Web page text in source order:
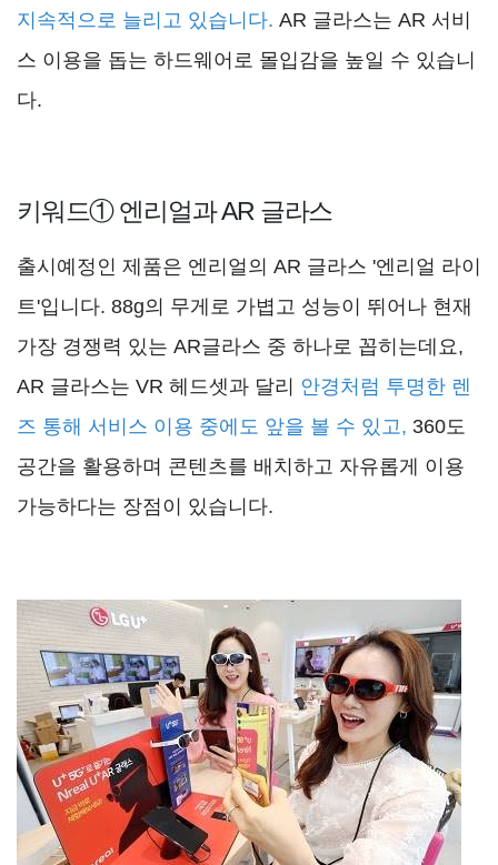
지속적으로 늘리고 있습니다. AR 글라스는 AR 서비
스 이용을 돕는 하드웨어로 몰입감을 높일 수 있습니
다.
키워드① 엔리얼과 AR 글라스
출시예정인 제품은 엔리얼의 AR 글라스 '엔리얼 라이
트'입니다. 88g의 무게로 가볍고 성능이 뛰어나 현재
가장 경쟁력 있는 AR글라스 중 하나로 꼽히는데요,
AR 글라스는 VR 헤드셋과 달리 안경처럼 투명한 렌
즈 통해 서비스 이용 중에도 앞을 볼 수 있고, 360도
공간을 활용하며 콘텐츠를 배치하고 자유롭게 이용
가능하다는 장점이 있습니다.